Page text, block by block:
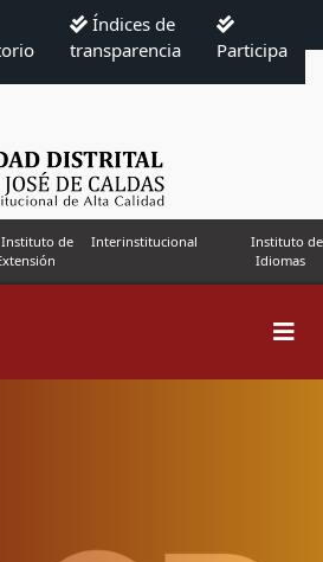
Índices de
transparencia
Participa
Instituto de
Interinstitucional
Instituto de
Idiomas